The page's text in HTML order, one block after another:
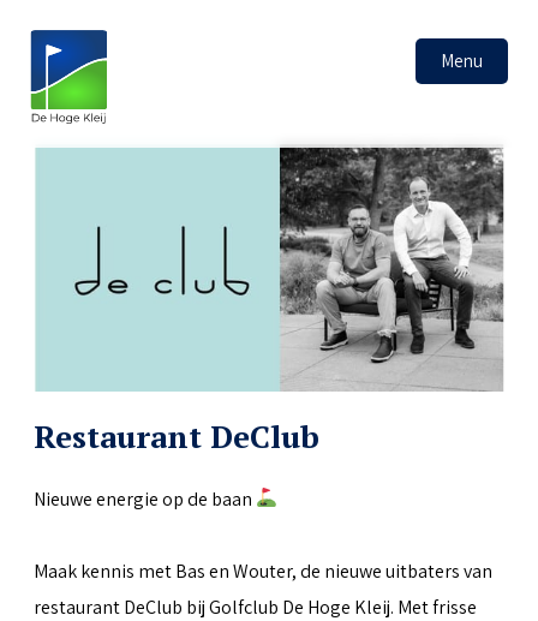
Menu
Restaurant DeClub
Nieuwe energie op de baan
Maak kennis met Bas en Wouter, de nieuwe uitbaters van
restaurant DeClub bij Golfclub De Hoge Kleij. Met frisse